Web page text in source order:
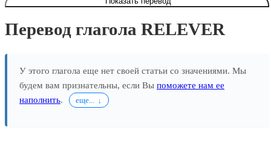
Перевод глагола RELEVER
У этого глагола еще нет своей статьи со значениями. Мы
будем вам признательны, если Вы поможете нам ее
наполнить. еще...